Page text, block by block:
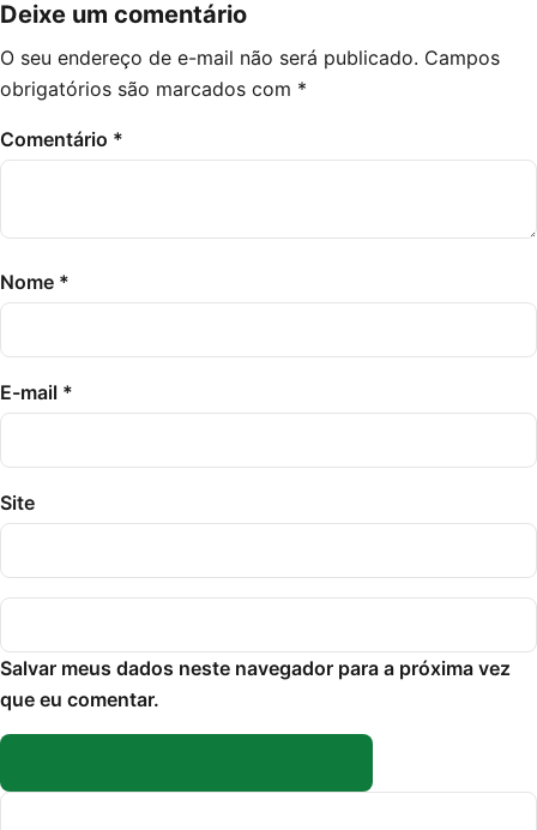
Deixe um comentário
O seu endereço de e-mail não será publicado. Campos
obrigatórios são marcados com *
Comentário *
Nome *
E-mail *
Site
Salvar meus dados neste navegador para a próxima vez
que eu comentar.